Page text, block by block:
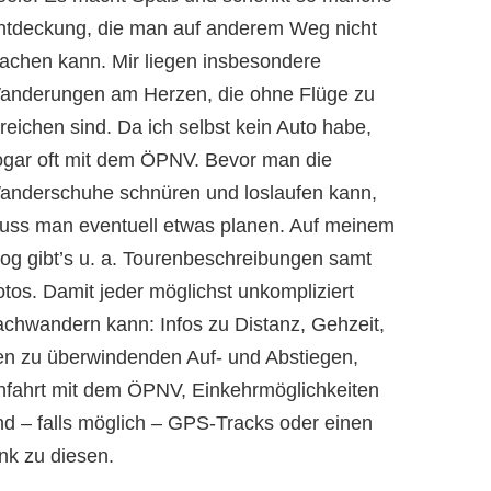
die man auf anderem Weg nicht
kann. Mir liegen insbesondere
am Herzen, die ohne Flüge zu
sind. Da ich selbst kein Auto habe,
oft mit dem ÖPNV. Bevor man die
schnüren und loslaufen kann,
man eventuell etwas planen. Auf meinem
gibt’s u. a. Tourenbeschreibungen samt
Damit jeder möglichst unkompliziert
kann: Infos zu Distanz, Gehzeit,
zu überwindenden Auf- und Abstiegen,
mit dem ÖPNV, Einkehrmöglichkeiten
– falls möglich – GPS-Tracks oder einen
zu diesen.